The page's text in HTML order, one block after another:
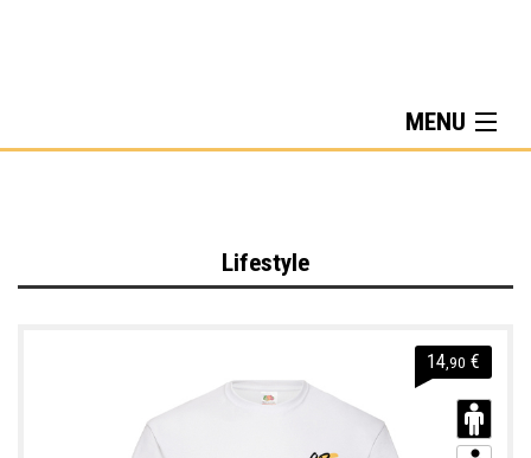
MENU
Sacs & Accessoires
Lifestyle
14,90 €